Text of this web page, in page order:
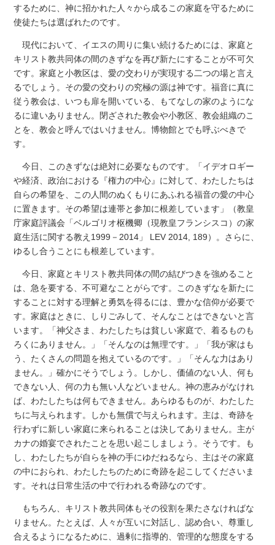
するために、神に招かれた人々から成るこの家庭を守るために
使徒たちは選ばれたのです。
現代において、イエスの周りに集い続けるためには、家庭と
キリスト教共同体の間のきずなを再び新たにすることが不可欠
です。家庭と小教区は、愛の交わりが実現する二つの場と言え
るでしょう。その愛の交わりの究極の源は神です。福音に真に
従う教会は、いつも扉を開いている、もてなしの家のようにな
るに違いありません。閉ざされた教会や小教区、教会組織のこ
とを、教会と呼んではいけません。博物館とでも呼ぶべきで
す。
今日、このきずなは絶対に必要なものです。「イデオロギー
や経済、政治における『権力の中心』に対して、わたしたちは
自らの希望を、この人間のぬくもりにあふれる福音の愛の中心
に置きます。その希望は連帯と参加に根差しています」（教皇
庁家庭評議会「ベルゴリオ枢機卿（現教皇フランシスコ）の家
庭生活に関する教え1999－2014」 LEV 2014, 189）。さらに、
ゆるし合うことにも根差しています。
今日、家庭とキリスト教共同体の間の結びつきを強めること
は、急を要する、不可避なことがらです。このきずなを新たに
することに対する理解と勇気を得るには、豊かな信仰が必要で
す。家庭はときに、しりごみして、そんなことはできないと言
います。「神父さま、わたしたちは貧しい家庭で、着るものも
ろくにありません。」「そんなのは無理です。」「我が家はも
う、たくさんの問題を抱えているのです。」「そんな力はあり
ません。」確かにそうでしょう。しかし、価値のない人、何も
できない人、何の力も無い人などいません。神の恵みがなけれ
ば、わたしたちは何もできません。あらゆるものが、わたした
ちに与えられます。しかも無償で与えられます。主は、奇跡を
行わずに新しい家庭に来られることは決してありません。主が
カナの婚宴でされたことを思い起こしましょう。そうです。も
し、わたしたちが自らを神の手にゆだねるなら、主はその家庭
の中におられ、わたしたちのために奇跡を起こしてくださいま
す。それは日常生活の中で行われる奇跡なのです。
もちろん、キリスト教共同体もその役割を果たさなければな
りません。たとえば、人々が互いに対話し、認め合い、尊重し
合えるようになるために、過剰に指導的、管理的な態度をする